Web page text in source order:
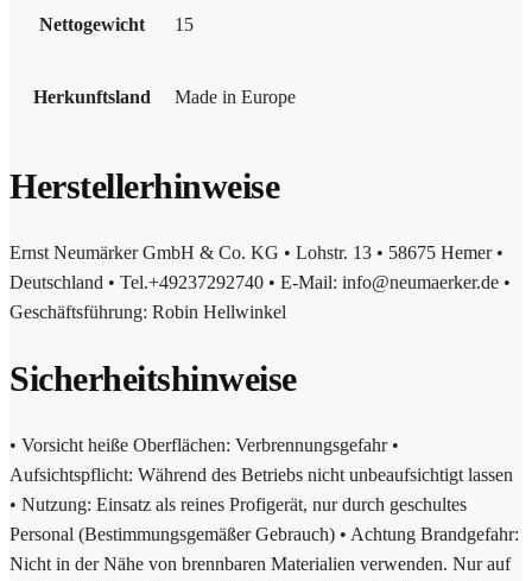
Nettogewicht 15
Herkunftsland Made in Europe
Herstellerhinweise
Ernst Neumärker GmbH & Co. KG • Lohstr. 13 • 58675 Hemer •
Deutschland • Tel.+49237292740 • E-Mail: info@neumaerker.de •
Geschäftsführung: Robin Hellwinkel
Sicherheitshinweise
• Vorsicht heiße Oberflächen: Verbrennungsgefahr •
Aufsichtspflicht: Während des Betriebs nicht unbeaufsichtigt lassen
• Nutzung: Einsatz als reines Profigerät, nur durch geschultes
Personal (Bestimmungsgemäßer Gebrauch) • Achtung Brandgefahr:
Nicht in der Nähe von brennbaren Materialien verwenden. Nur auf